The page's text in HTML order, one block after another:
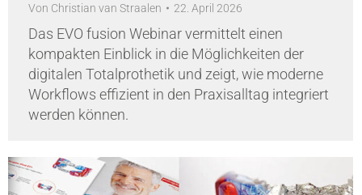
Von Christian van Straalen 22. April 2026
Das EVO fusion Webinar vermittelt einen
kompakten Einblick in die Möglichkeiten der
digitalen Totalprothetik und zeigt, wie moderne
Workflows effizient in den Praxisalltag integriert
werden können.